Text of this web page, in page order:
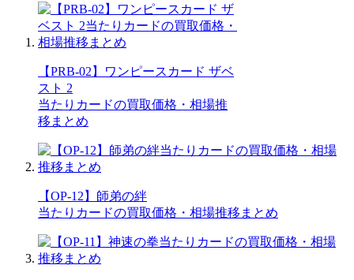
【PRB-02】ワンピースカード ザベ
スト 2
当たりカードの買取価格・相場推
移まとめ
【OP-12】師弟の絆
当たりカードの買取価格・相場推移まとめ